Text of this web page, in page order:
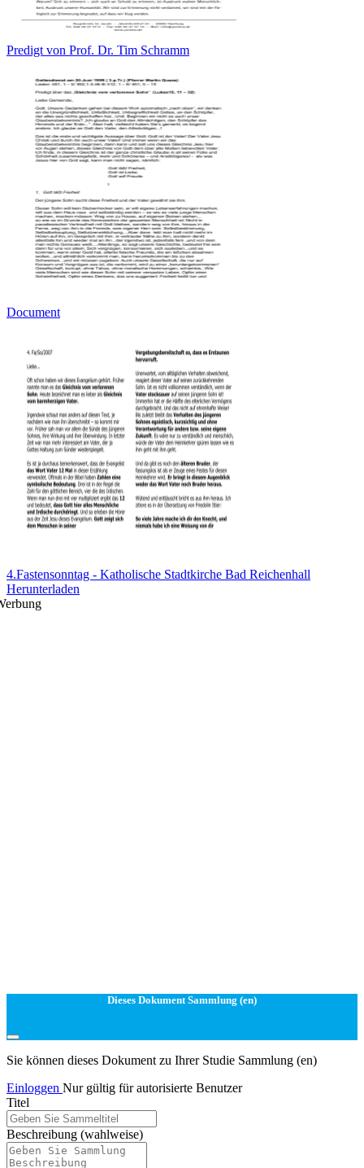
Predigt von Prof. Dr. Tim Schramm
Document
4.Fastensonntag - Katholische Stadtkirche Bad Reichenhall
Herunterladen
Dieses Dokument Sammlung (en)
Sie können dieses Dokument zu Ihrer Studie Sammlung (en)
Einloggen Nur gültig für autorisierte Benutzer
Titel
Beschreibung (wahlweise)